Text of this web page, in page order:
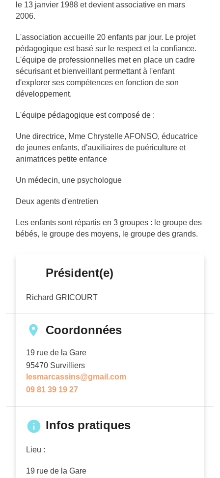
le 13 janvier 1988 et devient associative en mars
2006.
L'association accueille 20 enfants par jour. Le projet
pédagogique est basé sur le respect et la confiance.
L'équipe de professionnelles met en place un cadre
sécurisant et bienveillant permettant à l'enfant
d'explorer ses compétences en fonction de son
développement.
L'équipe pédagogique est composé de :
Une directrice, Mme Chrystelle AFONSO, éducatrice
de jeunes enfants, d'auxiliaires de puériculture et
animatrices petite enfance
Un médecin, une psychologue
Deux agents d'entretien
Les enfants sont répartis en 3 groupes : le groupe des
bébés, le groupe des moyens, le groupe des grands.
Président(e)
Richard GRICOURT
Coordonnées
19 rue de la Gare
95470 Survilliers
lesmarcassins@gmail.com
09 81 39 19 27
Infos pratiques
Lieu :
19 rue de la Gare